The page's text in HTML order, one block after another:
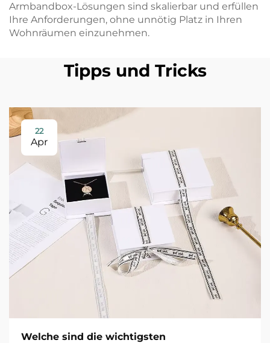
Armbandbox-Lösungen sind skalierbar und erfüllen
Ihre Anforderungen, ohne unnötig Platz in Ihren
Wohnräumen einzunehmen.
Tipps und Tricks
22
Apr
Welche sind die wichtigsten